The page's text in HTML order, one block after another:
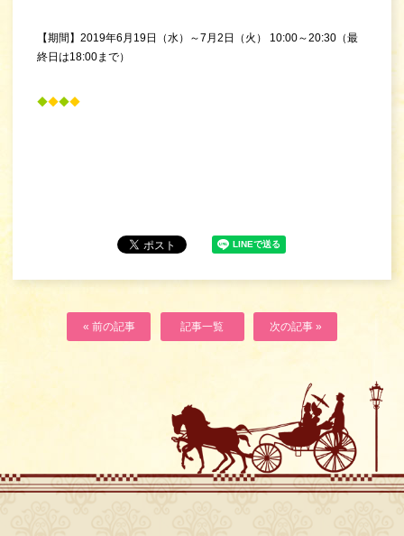
【期間】2019年6月19日（水）～7月2日（火） 10:00～20:30（最
終日は18:00まで）
◆◆◆◆
« 前の記事 記事一覧 次の記事 »